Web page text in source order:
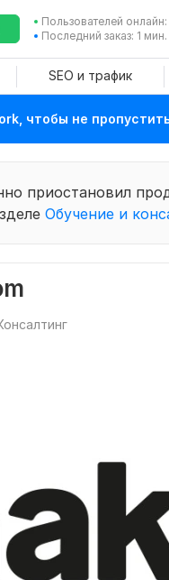
Пользователей онлайн:
Последний заказ: 1
SEO и трафик
чтобы не
приостановил
Обучение и